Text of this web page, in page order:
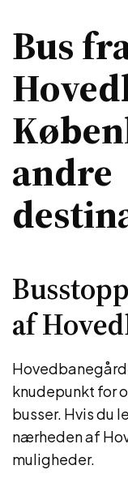
Bus
andre
af
knudepunkt for
busser. Hvis du
nærheden af
muligheder.